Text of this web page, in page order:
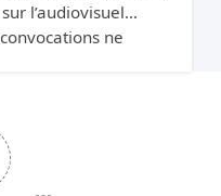
l’audiovisuel
ne